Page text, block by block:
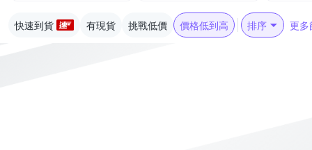
快速到貨 有現貨 挑戰低價 價格低到高 排序 更多